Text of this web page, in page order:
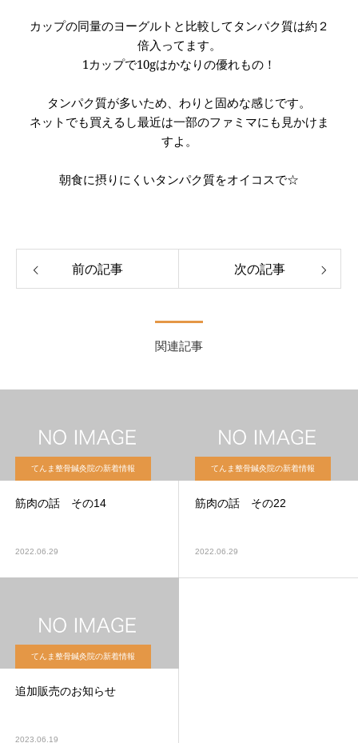
カップの同量のヨーグルトと比較してタンパク質は約２
倍入ってます。
1カップで10gはかなりの優れもの！
タンパク質が多いため、わりと固めな感じです。
ネットでも買えるし最近は一部のファミマにも見かけま
すよ。
朝食に摂りにくいタンパク質をオイコスで☆
前の記事 次の記事
関連記事
てんま整骨鍼灸院の新着情報
筋肉の話 その14
2022.06.29
てんま整骨鍼灸院の新着情報
筋肉の話 その22
2022.06.29
てんま整骨鍼灸院の新着情報
追加販売のお知らせ
2023.06.19